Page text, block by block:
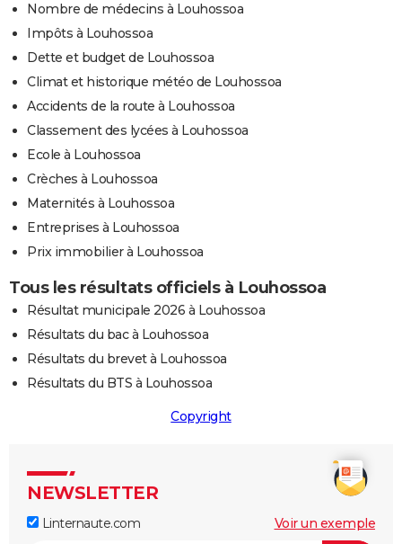
Nombre de médecins à Louhossoa
Impôts à Louhossoa
Dette et budget de Louhossoa
Climat et historique météo de Louhossoa
Accidents de la route à Louhossoa
Classement des lycées à Louhossoa
Ecole à Louhossoa
Crèches à Louhossoa
Maternités à Louhossoa
Entreprises à Louhossoa
Prix immobilier à Louhossoa
Tous les résultats officiels à Louhossoa
Résultat municipale 2026 à Louhossoa
Résultats du bac à Louhossoa
Résultats du brevet à Louhossoa
Résultats du BTS à Louhossoa
Copyright
NEWSLETTER
Linternaute.com Voir un exemple